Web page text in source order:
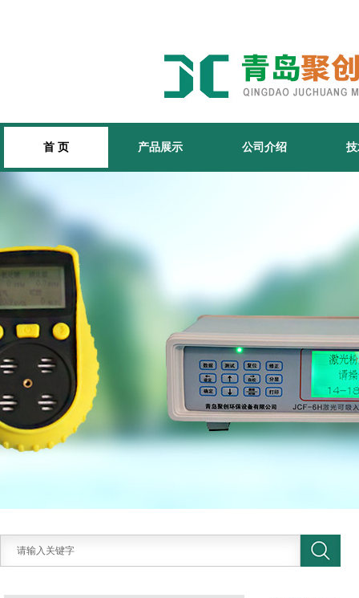
首 页 产品展示 公司介绍